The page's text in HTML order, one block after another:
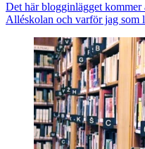
Det här blogginlägget kommer
Alléskolan och varför jag som